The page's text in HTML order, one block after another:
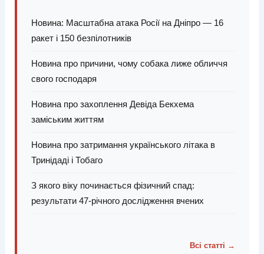
Новина: Масштабна атака Росії на Дніпро — 16
ракет і 150 безпілотників
Новина про причини, чому собака лиже обличчя
свого господаря
Новина про захоплення Девіда Бекхема
заміським життям
Новина про затримання українського літака в
Тринідаді і Тобаго
З якого віку починається фізичний спад:
результати 47-річного дослідження вчених
Всі статті →